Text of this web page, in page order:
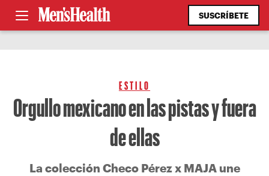
SUSCRÍBETE
ESTILO
Orgullo mexicano en las pistas y fuera
de ellas
La colección Checo Pérez x MAJA une